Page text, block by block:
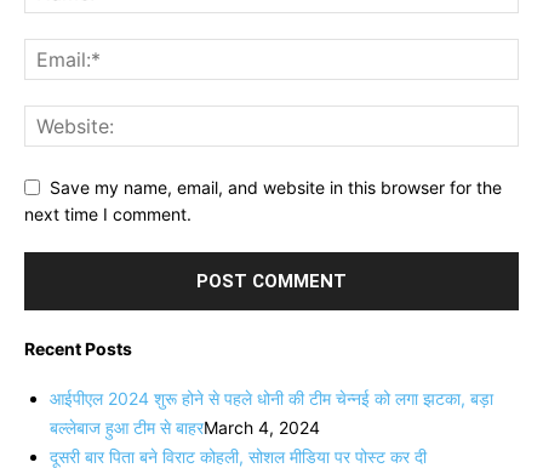
Save my name, email, and website in this browser for the
next time I comment.
Recent Posts
आईपीएल 2024 शुरू होने से पहले धोनी की टीम चेन्नई को लगा झटका, बड़ा
बल्लेबाज हुआ टीम से बाहरMarch 4, 2024
दूसरी बार‌ पिता बने विराट कोहली, सोशल मीडिया पर पोस्ट कर दी‌